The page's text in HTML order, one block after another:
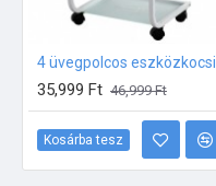
4 üvegpolcos eszközkocsi
35,999 Ft 46,999 Ft
Kosárba tesz